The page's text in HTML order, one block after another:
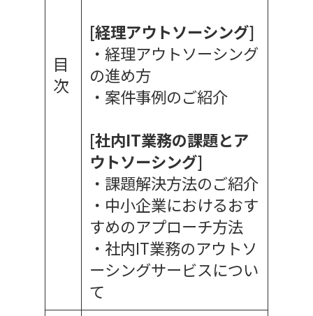
目
次
[経理アウトソーシング]
・経理アウトソーシング
の進め方
・案件事例のご紹介
[社内IT業務の課題とア
ウトソーシング]
・課題解決方法のご紹介
・中小企業におけるおす
すめのアプローチ方法
・社内IT業務のアウトソ
ーシングサービスについ
て